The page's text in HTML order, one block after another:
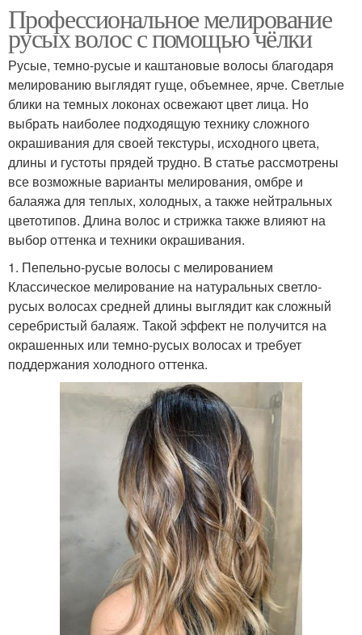
Профессиональное мелирование
русых волос с помощью чёлки
Русые, темно-русые и каштановые волосы благодаря
мелированию выглядят гуще, объемнее, ярче. Светлые
блики на темных локонах освежают цвет лица. Но
выбрать наиболее подходящую технику сложного
окрашивания для своей текстуры, исходного цвета,
длины и густоты прядей трудно. В статье рассмотрены
все возможные варианты мелирования, омбре и
балаяжа для теплых, холодных, а также нейтральных
цветотипов. Длина волос и стрижка также влияют на
выбор оттенка и техники окрашивания.
1. Пепельно-русые волосы с мелированием
Классическое мелирование на натуральных светло-
русых волосах средней длины выглядит как сложный
серебристый балаяж. Такой эффект не получится на
окрашенных или темно-русых волосах и требует
поддержания холодного оттенка.